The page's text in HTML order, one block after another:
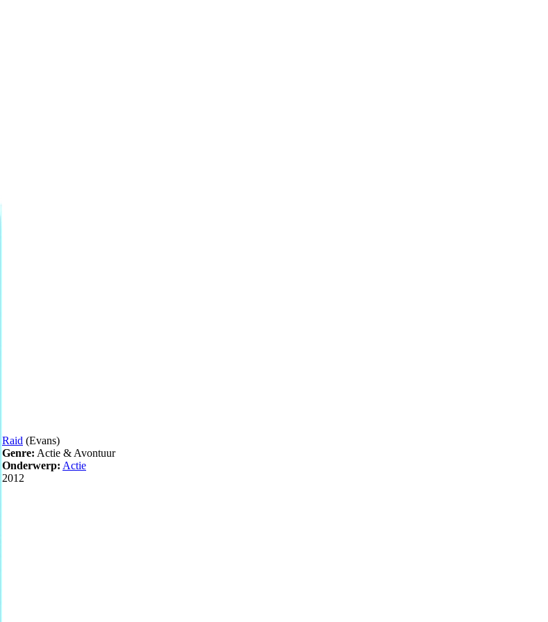
Raid (Evans)
Genre: Actie & Avontuur
Onderwerp: Actie
2012